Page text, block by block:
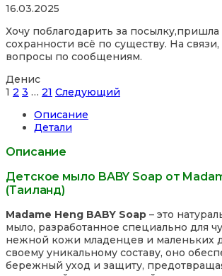
Rated
out
of
5
16.03.2025
Хочу поблагодарить за посылку,пришла
сохранности всё по существу. На связи,
вопросы по сообщениям.
Денис
Site
Reviews
навигация
Страница
1 Страница
2 Страница
3 … Страница
21 Следующий
Описание
Детали
Описание
Детское мыло BABY Soap от
(Таиланд)
Madame Heng BABY Soap – это
мыло, разработанное специально для
нежной кожи младенцев и маленьких
своему уникальному составу, оно
бережный уход и защиту,